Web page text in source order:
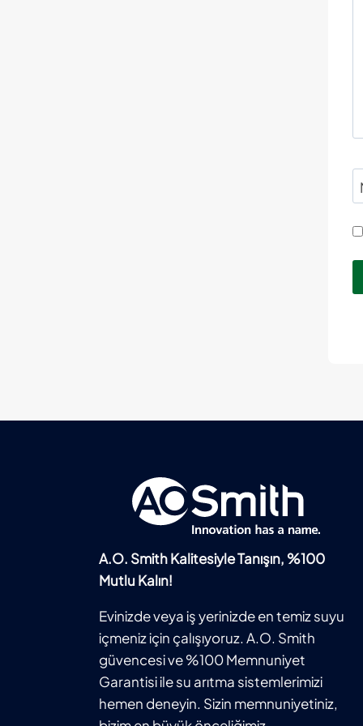
A.O. Smith Kalitesiyle Tanışın, %100
Mutlu Kalın!
Evinizde veya iş yerinizde en temiz suyu
içmeniz için çalışıyoruz. A.O. Smith
güvencesi ve %100 Memnuniyet
Garantisi ile su arıtma sistemlerimizi
hemen deneyin. Sizin memnuniyetiniz,